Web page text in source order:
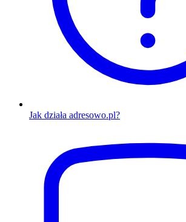
Jak działa adresowo.pl?